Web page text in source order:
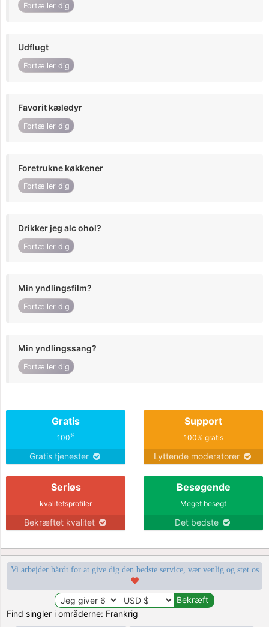
Fortæller dig
Udflugt
Fortæller dig
Favorit kæledyr
Fortæller dig
Foretrukne køkkener
Fortæller dig
Drikker jeg alc ohol?
Fortæller dig
Min yndlingsfilm?
Fortæller dig
Min yndlingssang?
Fortæller dig
Gratis
100%
Gratis tjenester
Support
100% gratis
Lyttende moderatorer
Seriøs
kvalitetsprofiler
Bekræftet kvalitet
Besøgende
Meget besøgt
Det bedste
Vi arbejder hårdt for at give dig den bedste service, vær venlig og støt os
Find singler i områderne: Frankrig